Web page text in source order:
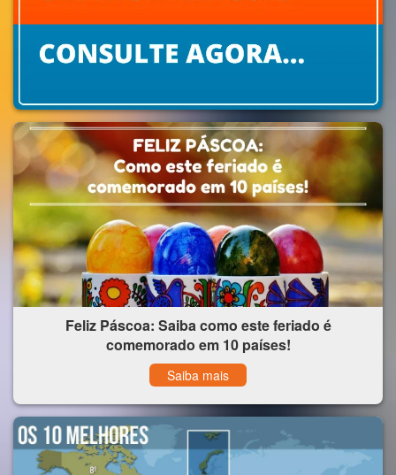
Feliz Páscoa: Saiba como este feriado é
comemorado em 10 países!
Saiba mais